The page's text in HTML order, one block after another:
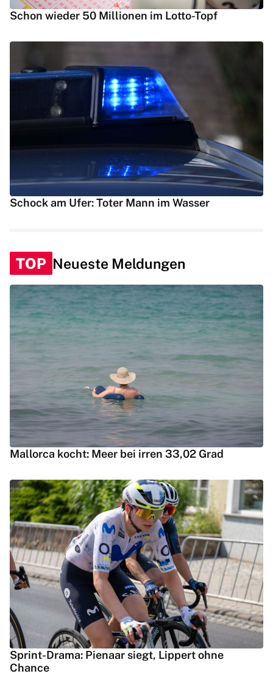
Schon wieder 50 Millionen im Lotto-Topf
Schock am Ufer: Toter Mann im Wasser
TOP Neueste Meldungen
Mallorca kocht: Meer bei irren 33,02 Grad
Sprint-Drama: Pienaar siegt, Lippert ohne
Chance